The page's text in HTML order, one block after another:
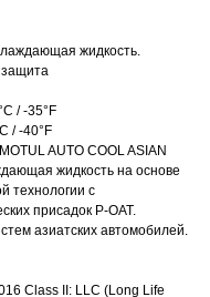
жидкость.
защита
/ -35°F
/ -40°F
AUTO COOL ASIAN
жидкость на основе
технологии с
присадок P-OAT.
азиатских автомобилей.
Class II: LLC (Long Life